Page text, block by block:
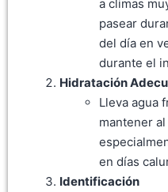
a climas
pasear
del día en
durante el
Hidratación
Lleva agua
mantener
en días
Identificación